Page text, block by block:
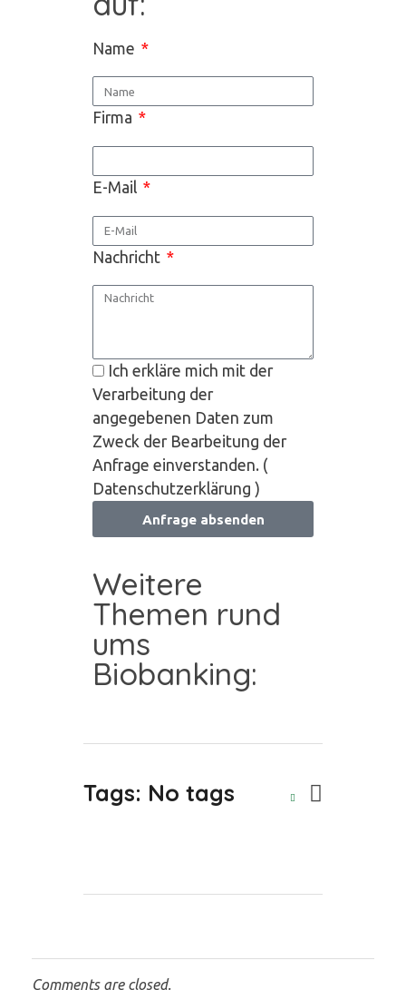
Name
Firma
E-Mail
Nachricht
Ich erkläre mich mit der
Verarbeitung der
angegebenen Daten zum
Zweck der Bearbeitung der
Anfrage einverstanden. (
Datenschutzerklärung )
Anfrage absenden
Weitere
Themen rund
ums
Biobanking:
Tags: No tags
Comments are closed.